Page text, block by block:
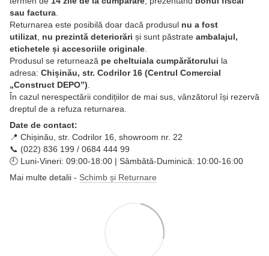
sau factura
Returnarea este posibilă doar dacă produsul nu a fost
utilizat nu prezintă deteriorări și sunt păstrate ambalajul,
etichetele și accesoriile originale
Produsul se returnează pe cheltuiala cumpărătorului la
adresa: Chișinău, str. Codrilor 16 (Centrul Comercial
„Construct DEPO”)
În cazul nerespectării condițiilor de mai sus, vânzătorul își rezervă
dreptul de a refuza returnarea.
Date de contact:
📍 Chișinău, str. Codrilor 16, showroom nr. 22
📞 (022) 836 199 / 0684 444 99
🕘 Luni-Vineri: 09:00-18:00 | Sâmbătă-Duminică: 10:00-16:00
Mai multe detalii - Schimb și Returnare